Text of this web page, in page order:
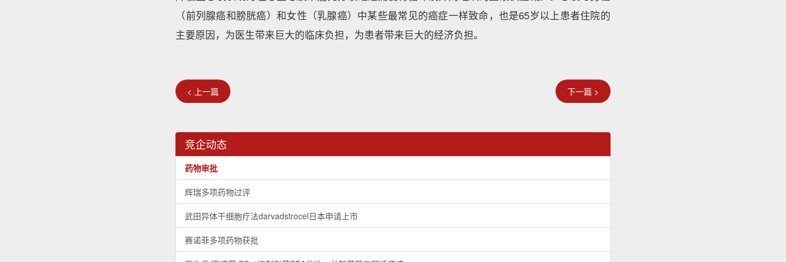
（前列腺癌和膀胱癌）和女性（乳腺癌）中某些最常见的癌症一样致命，也是65岁以上患者住院的
主要原因，为医生带来巨大的临床负担，为患者带来巨大的经济负担。
< 上一篇 下一篇 >
竞企动态
药物审批
辉瑞多项药物过评
武田异体干细胞疗法darvadstrocel日本申请上市
赛诺菲多项药物获批